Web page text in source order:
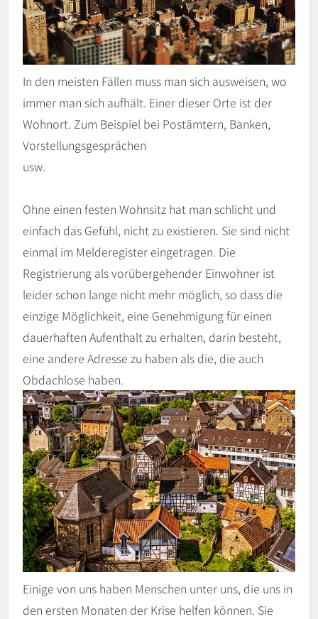
In den meisten Fällen muss man sich ausweisen, wo
immer man sich aufhält. Einer dieser Orte ist der
Wohnort. Zum Beispiel bei Postämtern, Banken,
Vorstellungsgesprächen
usw.
Ohne einen festen Wohnsitz hat man schlicht und
einfach das Gefühl, nicht zu existieren. Sie sind nicht
einmal im Melderegister eingetragen. Die
Registrierung als vorübergehender Einwohner ist
leider schon lange nicht mehr möglich, so dass die
einzige Möglichkeit, eine Genehmigung für einen
dauerhaften Aufenthalt zu erhalten, darin besteht,
eine andere Adresse zu haben als die, die auch
Obdachlose haben.
Einige von uns haben Menschen unter uns, die uns in
den ersten Monaten der Krise helfen können. Sie